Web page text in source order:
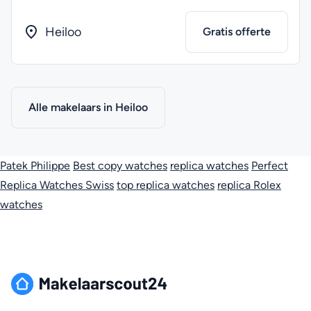
Heiloo Gratis offerte
Alle makelaars in Heiloo
Patek Philippe Best copy watches replica watches Perfect
Replica Watches Swiss top replica watches replica Rolex
watches